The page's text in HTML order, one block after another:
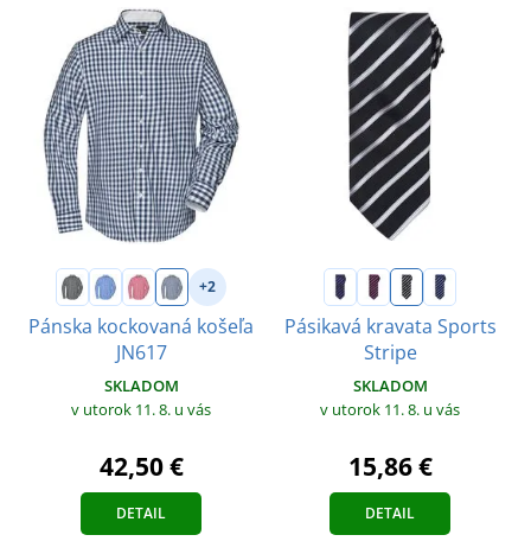
+2
Pánska kockovaná košeľa
JN617
SKLADOM
v utorok 11. 8. u vás
42,50 €
DETAIL
Pásikavá kravata Sports
Stripe
SKLADOM
v utorok 11. 8. u vás
15,86 €
DETAIL